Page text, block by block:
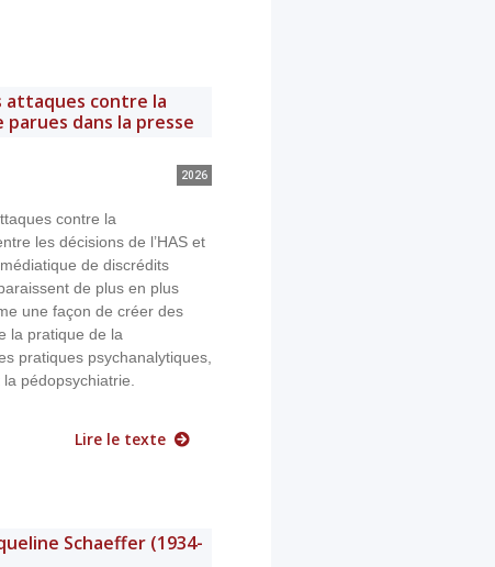
attaques contre la
parues dans la presse
2026
contre la
les décisions de l’HAS et
de discrédits
de plus en plus
une façon de créer des
la pratique de la
pratiques psychanalytiques,
pédopsychiatrie.
Lire le texte
Schaeffer (1934-